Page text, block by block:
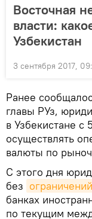
Восточная
власти:
Узбекистан
3 сентября 2017,
Ранее
главы РУз,
в Узбекистане с
осуществлять
валюты по
С этого дня
без
банках
по текущим